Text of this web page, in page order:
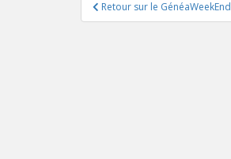
de
Retour sur le GénéaWeekEnd